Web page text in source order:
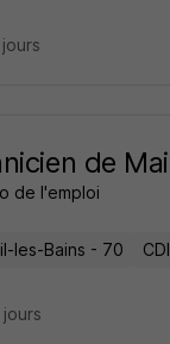
de
de l'emploi
les-Bains - 70 CDI